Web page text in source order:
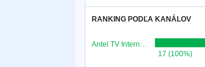
RANKING PODĽA KANÁLOV
Antel TV Internacional
17 (100%)